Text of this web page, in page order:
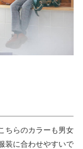
ちらのカラーも男女
装に合わせやすいで